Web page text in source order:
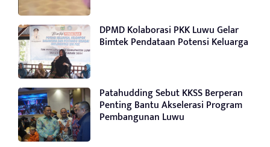
DPMD Kolaborasi PKK Luwu Gelar
Bimtek Pendataan Potensi Keluarga
Patahudding Sebut KKSS Berperan
Penting Bantu Akselerasi Program
Pembangunan Luwu